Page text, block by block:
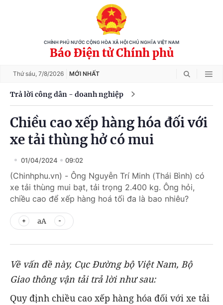
CHÍNH PHỦ NƯỚC CỘNG HÒA XÃ HỘI CHỦ NGHĨA VIỆT NAM
Báo Điện tử Chính phủ
Thứ sáu, 7/8/2026 MỚI NHẤT
Trả lời công dân - doanh nghiệp
Chiều cao xếp hàng hóa đối với
xe tải thùng hở có mui
01/04/2024 09:02
(Chinhphu.vn) - Ông Nguyễn Trí Minh (Thái Bình) có
xe tải thùng mui bạt, tải trọng 2.400 kg. Ông hỏi,
chiều cao để xếp hàng hoá tối đa là bao nhiêu?
aA
Về vấn đề này, Cục Đường bộ Việt Nam, Bộ
Giao thông vận tải trả lời như sau:
Quy định chiều cao xếp hàng hóa đối với xe tải